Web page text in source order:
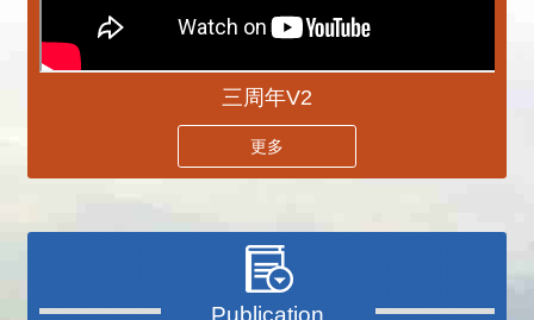
三周年V2
更多